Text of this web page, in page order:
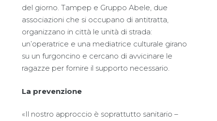
del giorno. Tampep e Gruppo Abele, due
associazioni che si occupano di antitratta,
organizzano in città le unità di strada:
un’operatrice e una mediatrice culturale girano
su un furgoncino e cercano di avvicinare le
ragazze per fornire il supporto necessario.
La prevenzione
«Il nostro approccio è soprattutto sanitario –